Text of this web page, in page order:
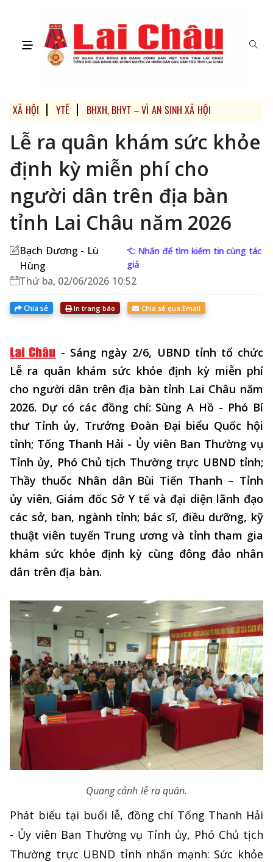
XÃ HỘI YTẾ BHXH, BHYT – VÌ AN SINH XÃ HỘI
Lễ ra quân khám sức khỏe
định kỳ miễn phí cho
người dân trên địa bàn
tỉnh Lai Châu năm 2026
Bạch Dương - Lù
Hùng
Nhấn để tìm kiếm tin cùng tác
giả
Thứ ba, 02/06/2026 10:52
Chia sẻ In trang báo Chia sẻ qua Email
- Sáng ngày 2/6, UBND tỉnh tổ chức
Lễ ra quân khám sức khỏe định kỳ miễn phí
cho người dân trên địa bàn tỉnh Lai Châu năm
2026. Dự có các đồng chí: Sùng A Hồ - Phó Bí
thư Tỉnh ủy, Trưởng Đoàn Đại biểu Quốc hội
tỉnh; Tống Thanh Hải - Ủy viên Ban Thường vụ
Tỉnh ủy, Phó Chủ tịch Thường trực UBND tỉnh;
Thầy thuốc Nhân dân Bùi Tiến Thanh – Tỉnh
ủy viên, Giám đốc Sở Y tế và đại diện lãnh đạo
các sở, ban, ngành tỉnh; bác sĩ, điều dưỡng, kỹ
thuật viên tuyến Trung ương và tỉnh tham gia
khám sức khỏe định kỳ cùng đông đảo nhân
dân trên địa bàn.
Quang cảnh lễ ra quân.
Phát biểu tại buổi lễ, đồng chí Tống Thanh Hải
- Ủy viên Ban Thường vụ Tỉnh ủy, Phó Chủ tịch
Thường trực UBND tỉnh nhấn mạnh: Sức khỏe